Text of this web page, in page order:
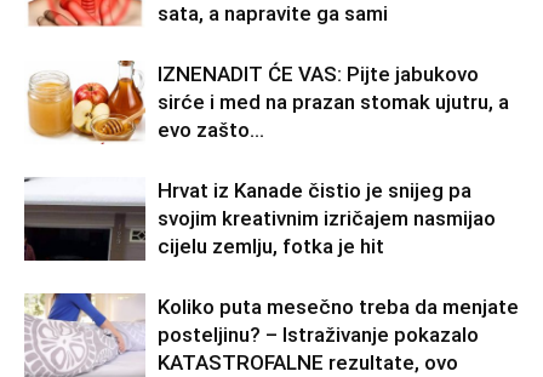
sata, a napravite ga sami
IZNENADIT ĆE VAS: Pijte jabukovo
sirće i med na prazan stomak ujutru, a
evo zašto…
Hrvat iz Kanade čistio je snijeg pa
svojim kreativnim izričajem nasmijao
cijelu zemlju, fotka je hit
Koliko puta mesečno treba da menjate
posteljinu? – Istraživanje pokazalo
KATASTROFALNE rezultate, ovo